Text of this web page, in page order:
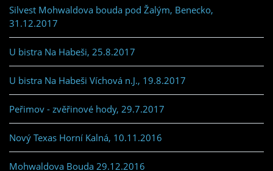
Silvest Mohwaldova bouda pod Žalým, Benecko,
31.12.2017
U bistra Na Habeši, 25.8.2017
U bistra Na Habeši Víchová n.J., 19.8.2017
Peřimov - zvěřinové hody, 29.7.2017
Nový Texas Horní Kalná, 10.11.2016
Mohwaldova Bouda 29.12.2016